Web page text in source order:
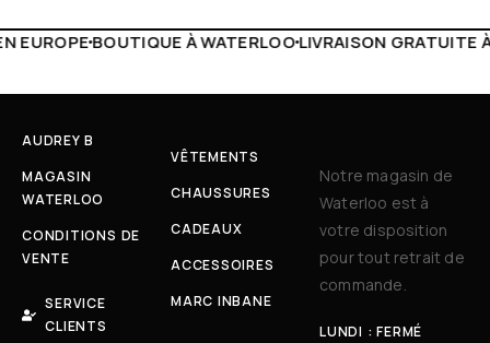
LIVRAISON GRATUITE À PARTIR DE 150€ LIVE
AUDREY B
MAGASIN
WATERLOO
CONDITIONS DE
VENTE
SERVICE
CLIENTS
VÊTEMENTS
CHAUSSURES
CADEAUX
ACCESSOIRES
MARC INBANE
Notre magasin de
Waterloo est à
votre disposition
pour tout retrait de
commande.
LUNDI : FERMÉ